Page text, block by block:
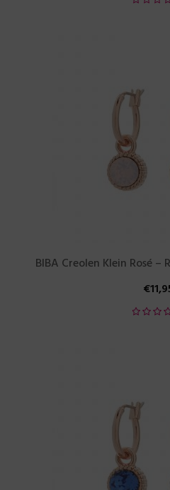
BIBA Creolen Klein Rosé –
€